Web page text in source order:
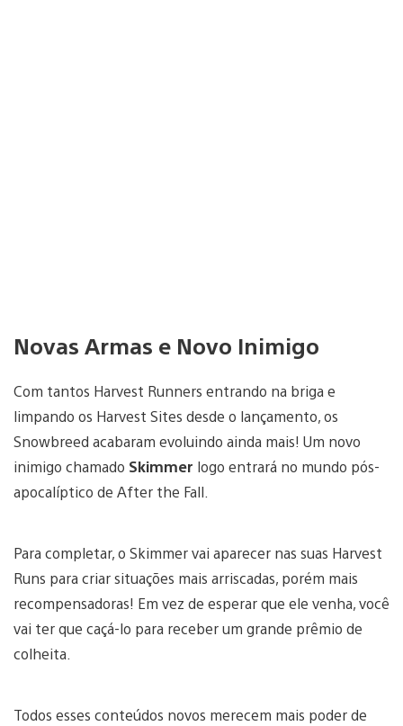
Novas Armas e Novo Inimigo
Com tantos Harvest Runners entrando na briga e
limpando os Harvest Sites desde o lançamento, os
Snowbreed acabaram evoluindo ainda mais! Um novo
inimigo chamado Skimmer logo entrará no mundo pós-
apocalíptico de After the Fall.
Para completar, o Skimmer vai aparecer nas suas Harvest
Runs para criar situações mais arriscadas, porém mais
recompensadoras! Em vez de esperar que ele venha, você
vai ter que caçá-lo para receber um grande prêmio de
colheita.
Todos esses conteúdos novos merecem mais poder de